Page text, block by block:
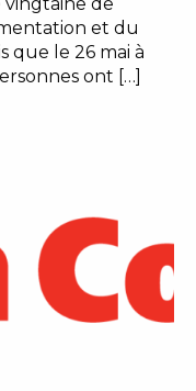
et du
que le 26 mai à
ont […]